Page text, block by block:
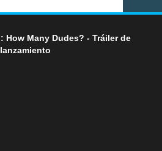
How Many Dudes? - Tráiler de
lanzamiento